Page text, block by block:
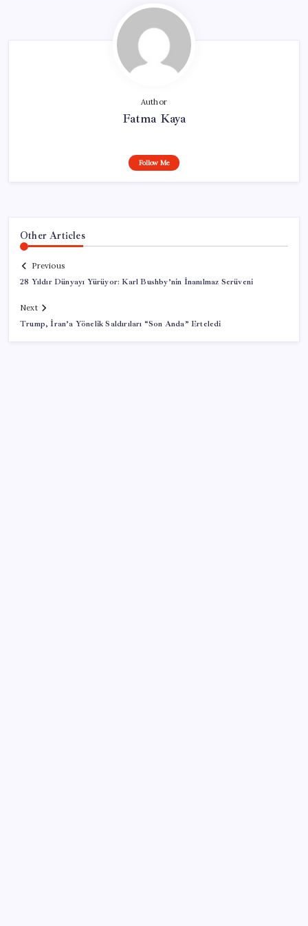
Author
Fatma Kaya
Follow Me
Other Articles
Previous
28 Yıldır Dünyayı Yürüyor: Karl Bushby’nin İnanılmaz Serüveni
Next
Trump, İran’a Yönelik Saldırıları “Son Anda” Erteledi